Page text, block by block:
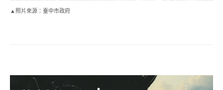
▲照片來源：臺中市政府